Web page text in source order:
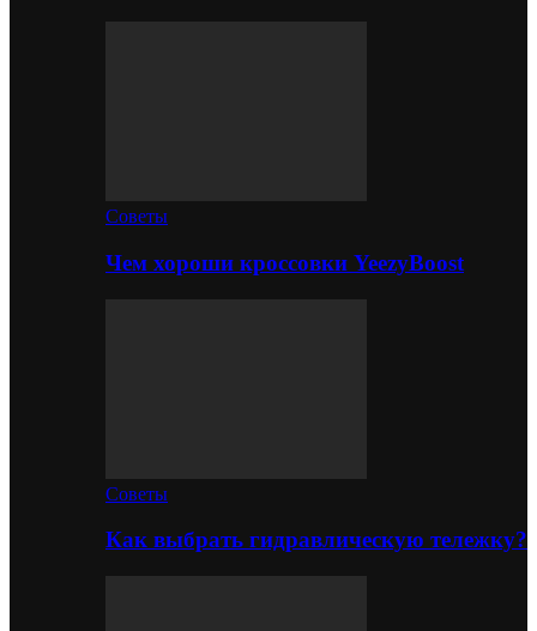
Советы
Чем хороши кроссовки YeezyBoost
Советы
Как выбрать гидравлическую тележку?